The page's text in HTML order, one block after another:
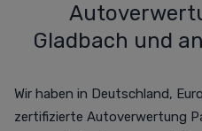
Gladbach und
Wir haben in Deutschland,
zertifizierte Autoverwertung